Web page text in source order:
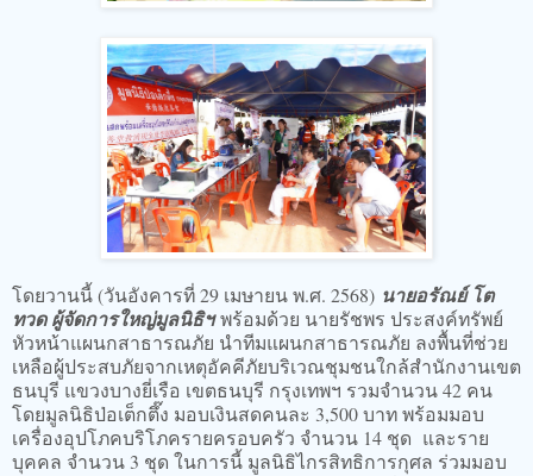
โดยวานนี้ (วันอังคารที่ 29 เมษายน พ.ศ. 2568) นายอรัณย์ โต
ทวด ผู้จัดการใหญ่มูลนิธิฯพร้อมด้วย นายรัชพร ประสงค์ทรัพย์
หัวหน้าแผนกสาธารณภัย นำทีมแผนกสาธารณภัย ลงพื้นที่ช่วย
เหลือผู้ประสบภัยจากเหตุอัคคีภัยบริเวณชุมชนใกล้สำนักงานเขต
ธนบุรี แขวงบางยี่เรือ เขตธนบุรี กรุงเทพฯ รวมจำนวน 42 คน
โดยมูลนิธิป่อเต็กตึ๊ง มอบเงินสดคนละ 3,500 บาท พร้อมมอบ
เครื่องอุปโภคบริโภครายครอบครัว จำนวน 14 ชุด และราย
บุคคล จำนวน 3 ชุด ในการนี้ มูลนิธิไกรสิทธิการกุศล ร่วมมอบ